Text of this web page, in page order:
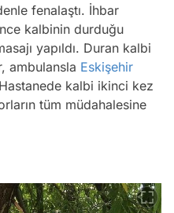
fenalaştı. İhbar
kalbinin durduğu
yapıldı. Duran kalbi
ambulansla Eskişehir
kalbi ikinci kez
tüm müdahalesine